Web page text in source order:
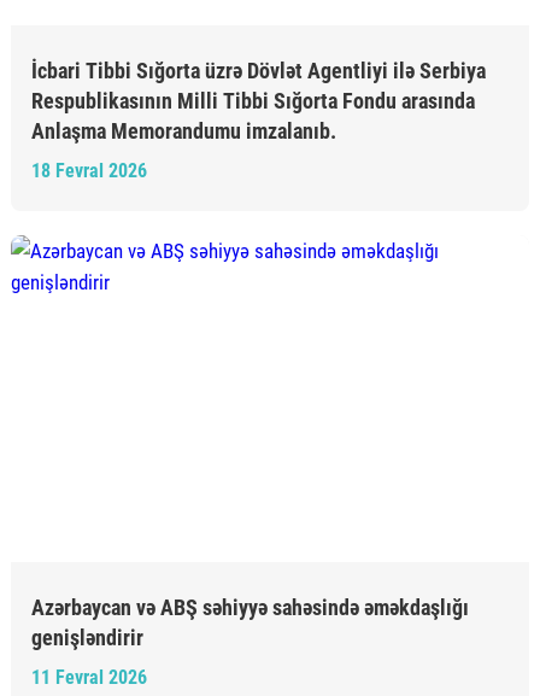
İcbari Tibbi Sığorta üzrə Dövlət Agentliyi ilə Serbiya
Respublikasının Milli Tibbi Sığorta Fondu arasında
Anlaşma Memorandumu imzalanıb.
18 Fevral 2026
Azərbaycan və ABŞ səhiyyə sahəsində əməkdaşlığı
genişləndirir
11 Fevral 2026